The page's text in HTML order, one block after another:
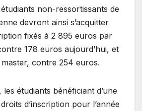
non-ressortissants de
devront ainsi s’acquitter
fixés à 2 895 euros par
178 euros aujourd’hui, et
contre 254 euros.
étudiants bénéficiant d’une
d’inscription pour l’année